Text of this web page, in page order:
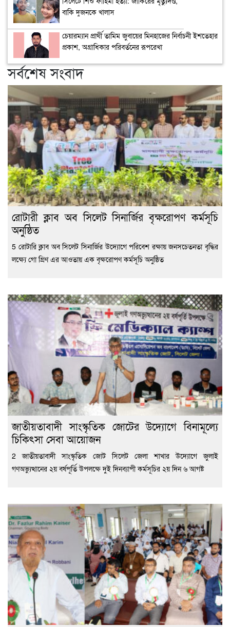
বাকি দুজনকে খালাস
চেয়ারম্যান প্রার্থী তামিম জুবায়ের মিনহাজের নির্বাচনী ইশতেহার
প্রকাশ, অগ্রাধিকার পরিবর্তনের রূপরেখা
সর্বশেষ সংবাদ
রোটারী ক্লাব অব সিলেট সিনার্জির বৃক্ষরোপণ কর্মসূচি
অনুষ্ঠিত
5 রোটারি ক্লাব অব সিলেট সিনার্জির উদ্যোগে পরিবেশ রক্ষায় জনসচেতনতা বৃদ্ধির
লক্ষ্যে গো গ্রিণ এর আওতায় এক বৃক্ষরোপণ কর্মসূচি অনুষ্ঠিত
জাতীয়তাবাদী সাংস্কৃতিক জোটের উদ্যোগে বিনামূল্যে
চিকিৎসা সেবা আয়োজন
2 জাতীয়তাবাদী সাংস্কৃতিক জোট সিলেট জেলা শাখার উদ্যোগে জুলাই
গণঅভ্যুত্থানের ২য় বর্ষপূর্তি উপলক্ষে দুই দিনব্যাপী কর্মসূচির ২য় দিন ৬ আগষ্ট